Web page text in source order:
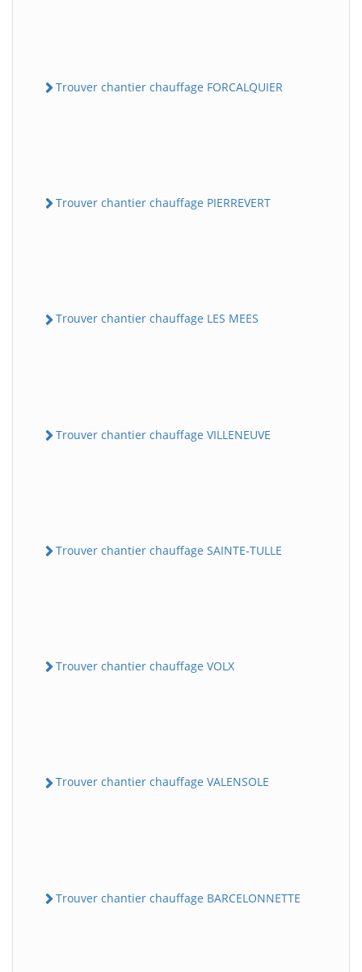
Trouver chantier chauffage FORCALQUIER
Trouver chantier chauffage PIERREVERT
Trouver chantier chauffage LES MEES
Trouver chantier chauffage VILLENEUVE
Trouver chantier chauffage SAINTE-TULLE
Trouver chantier chauffage VOLX
Trouver chantier chauffage VALENSOLE
Trouver chantier chauffage BARCELONNETTE